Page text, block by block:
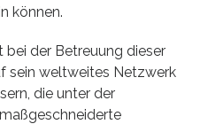
können.
der Betreuung dieser
sein weltweites Netzwerk
die unter der